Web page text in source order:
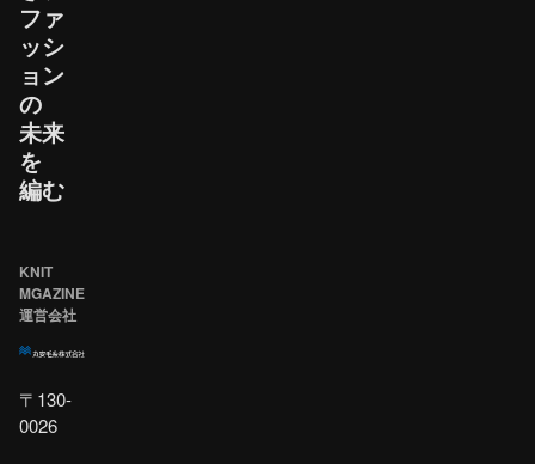
ファ
ッシ
ョン
の​
未来
を​
編む
KNIT
MGAZINE
運営会社
〒130-
0026